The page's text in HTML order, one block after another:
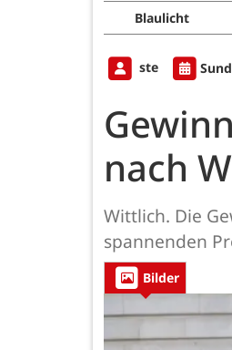
Blaulicht
ste
nach
Wittlich. Die
spannenden
Bilder